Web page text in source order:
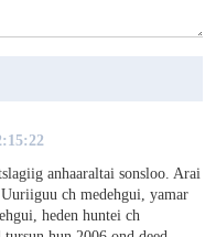
anhaaraltai sonsloo. Arai
ch medehgui, yamar
heden huntei ch